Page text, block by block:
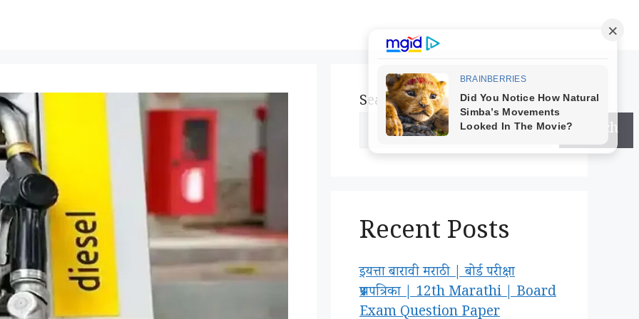
Search
Search
Recent Posts
इयत्ता बारावी मराठी | बोर्ड परीक्षा
प्रश्नपत्रिका | 12th Marathi | Board
Exam Question Paper